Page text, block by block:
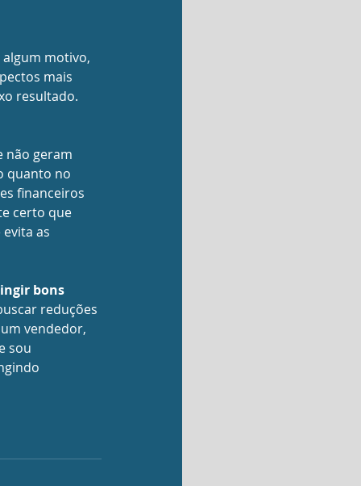
motivo,
mais
resultado.
não geram
quanto no
financeiros
certo que
as
bons
reduções
vendedor,
sou